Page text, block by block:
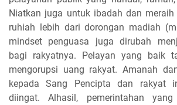
Niatkan juga untuk ibadah dan meraih
ruhiah lebih dari dorongan madiah
mindset penguasa juga dirubah
bagi rakyatnya. Pelayan yang baik
mengorupsi uang rakyat. Amanah
kepada Sang Pencipta dan rakyat
diingat. Alhasil, pemerintahan